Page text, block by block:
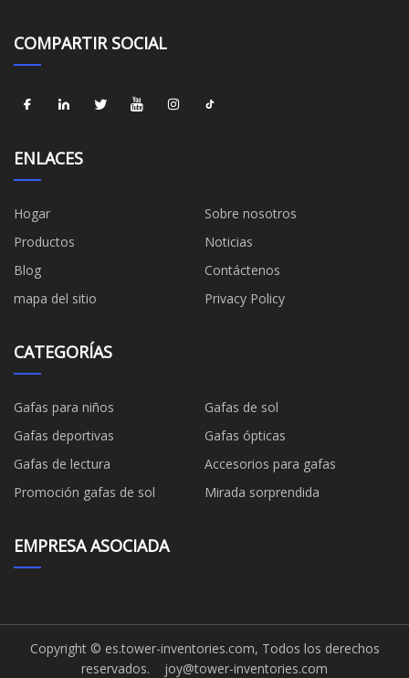
COMPARTIR SOCIAL
ENLACES
Hogar
Sobre nosotros
Productos
Noticias
Blog
Contáctenos
mapa del sitio
Privacy Policy
CATEGORÍAS
Gafas para niños
Gafas de sol
Gafas deportivas
Gafas ópticas
Gafas de lectura
Accesorios para gafas
Promoción gafas de sol
Mirada sorprendida
EMPRESA ASOCIADA
Copyright © es.tower-inventories.com, Todos los derechos
reservados. joy@tower-inventories.com